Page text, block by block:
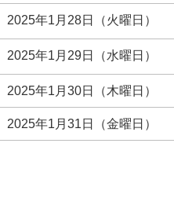
2025年1月28日（火曜日）
2025年1月29日（水曜日）
2025年1月30日（木曜日）
2025年1月31日（金曜日）